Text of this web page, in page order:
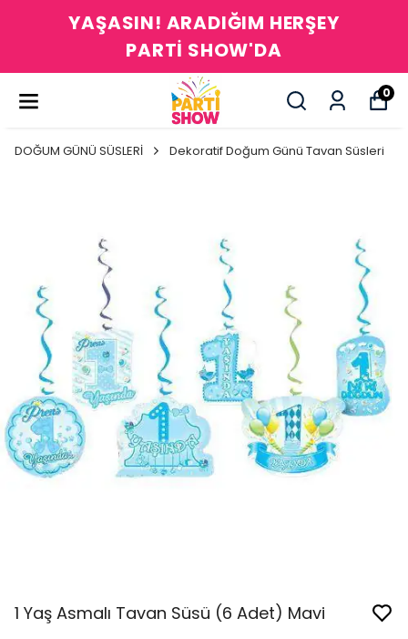
HERŞEY
1200 TL ÜZERI
0
DOĞUM GÜNÜ SÜSLERİ Dekoratif Doğum Günü Tavan Süsleri
1 Yaş Asmalı Tavan Süsü (6 Adet) Mavi